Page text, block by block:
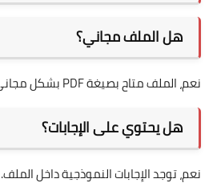
هل الملف مجاني؟
نعم، الملف متاح بصيغة PDF بشكل مجاني.
هل يحتوي على الإجابات؟
نعم، توجد الإجابات النموذجية داخل الملف.